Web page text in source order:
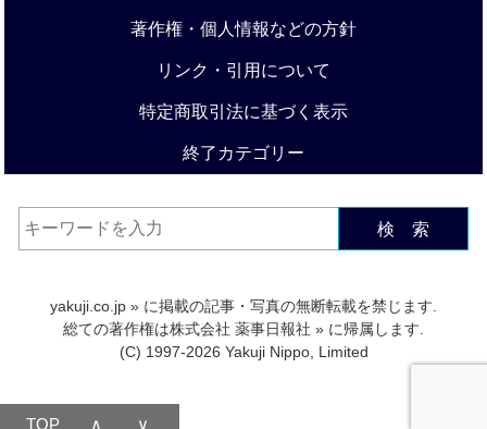
著作権・個人情報などの方針
リンク・引用について
特定商取引法に基づく表示
終了カテゴリー
検 索
yakuji.co.jp » に掲載の記事・写真の無断転載を禁じます.
総ての著作権は株式会社 薬事日報社 » に帰属します.
(C) 1997-2026 Yakuji Nippo, Limited
TOP ∧ ∨